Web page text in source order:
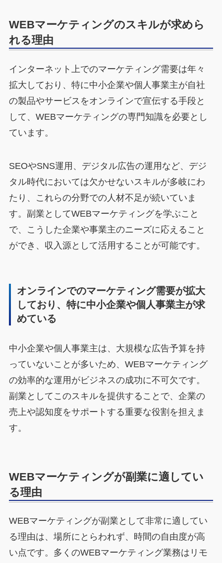
WEBマーケティングのスキルが求めら
れる理由
インターネット上でのマーケティング需要は年々
拡大しており、特に中小企業や個人事業主が自社
の製品やサービスをオンラインで宣伝する手段と
して、WEBマーケティングの専門知識を必要とし
ています。
SEOやSNS運用、デジタル広告の運用など、デジ
タル時代においては欠かせないスキルが多岐にわ
たり、これらの分野での人材不足が続いていま
す。副業としてWEBマーケティングを学ぶこと
で、こうした企業や事業主のニーズに応えること
ができ、収入源として活用することが可能です。
オンラインでのマーケティング需要が拡大
しており、特に中小企業や個人事業主が求
めている
中小企業や個人事業主は、大規模な広告予算を持
っていないことが多いため、WEBマーケティング
の効率的な運用がビジネスの成功に不可欠です。
副業としてこのスキルを提供することで、企業の
売上や認知度をサポートする重要な役割を担えま
す。
WEBマーケティングが副業に適してい
る理由
WEBマーケティングが副業として非常に適してい
る理由は、場所にとらわれず、時間の自由度が高
い点です。多くのWEBマーケティング業務はリモ